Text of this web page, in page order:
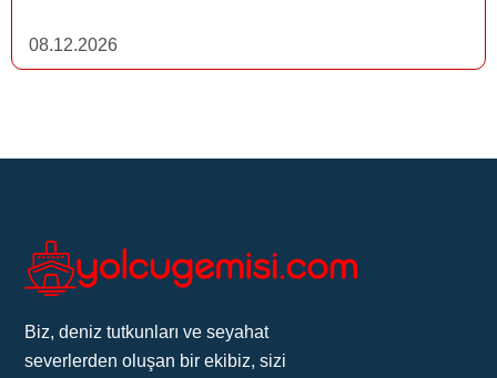
08.12.2026
Biz, deniz tutkunları ve seyahat
severlerden oluşan bir ekibiz, sizi